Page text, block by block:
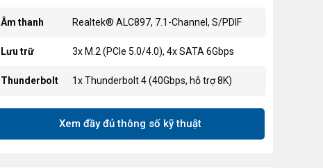
Âm thanh Realtek® ALC897, 7.1-Channel, S/PDIF
Lưu trữ 3x M.2 (PCIe 5.0/4.0), 4x SATA 6Gbps
Thunderbolt 1x Thunderbolt 4 (40Gbps, hỗ trợ 8K)
4x USB 2.0, 3x USB 10Gbps Type-A, 2x
USB 10Gbps Type-C
Xem đầy đủ thông số kỹ thuật